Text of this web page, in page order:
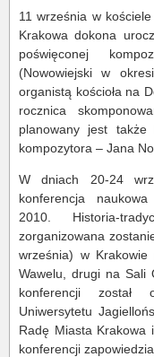
11 września w
Krakowa dokona
poświęconej
(Nowowiejski w
organistą kościoła na
rocznica
planowany jest
kompozytora – Jana
W dniach 20-24
konferencja naukowa
2010. Historia-
zorganizowana
września) w
Wawelu, drugi na Sali
konferencji został
Uniwersytetu
Radę Miasta Krakowa
konferencji